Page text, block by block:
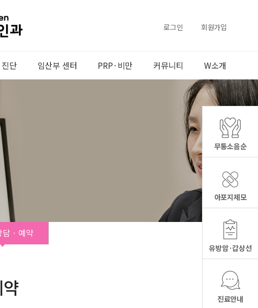
로그인 회원가입
단 임산부 센터 PRP·비만 커뮤니티 W소개
· 예약
무통소음순
아포지제모
유방암·갑상선
진료안내